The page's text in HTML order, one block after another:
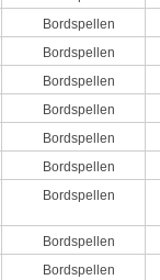
Bordspellen
Bordspellen
Bordspellen
Bordspellen
Bordspellen
Bordspellen
Bordspellen
Bordspellen
Bordspellen